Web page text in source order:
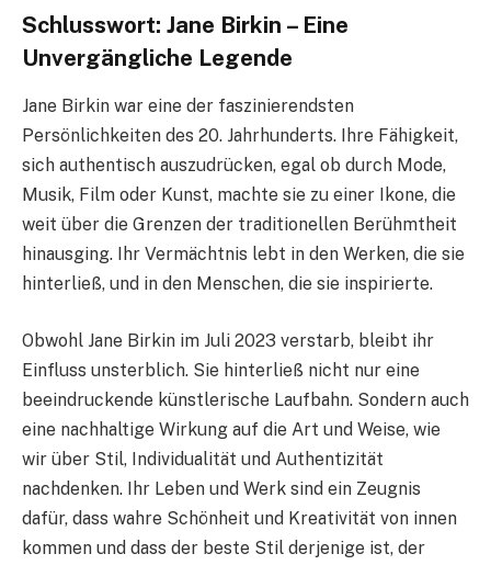
Schlusswort: Jane Birkin – Eine
Unvergängliche Legende
Jane Birkin war eine der faszinierendsten
Persönlichkeiten des 20. Jahrhunderts. Ihre Fähigkeit,
sich authentisch auszudrücken, egal ob durch Mode,
Musik, Film oder Kunst, machte sie zu einer Ikone, die
weit über die Grenzen der traditionellen Berühmtheit
hinausging. Ihr Vermächtnis lebt in den Werken, die sie
hinterließ, und in den Menschen, die sie inspirierte.
Obwohl Jane Birkin im Juli 2023 verstarb, bleibt ihr
Einfluss unsterblich. Sie hinterließ nicht nur eine
beeindruckende künstlerische Laufbahn. Sondern auch
eine nachhaltige Wirkung auf die Art und Weise, wie
wir über Stil, Individualität und Authentizität
nachdenken. Ihr Leben und Werk sind ein Zeugnis
dafür, dass wahre Schönheit und Kreativität von innen
kommen und dass der beste Stil derjenige ist, der